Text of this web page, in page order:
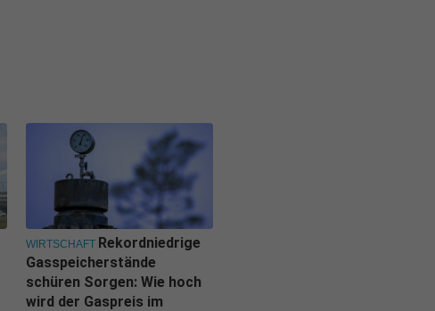
WIRTSCHAFT Rekordniedrige
Gasspeicherstände
schüren Sorgen: Wie hoch
wird der Gaspreis im